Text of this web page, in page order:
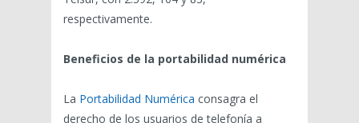
respectivamente.
Beneficios de la portabilidad numérica
La Portabilidad Numérica consagra el
derecho de los usuarios de telefonía a